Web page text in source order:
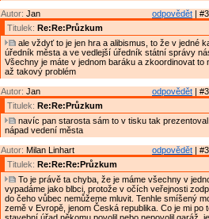
odpovědět |
Autor: Jan
Titulek: Re:Re:Průzkum
ale vždyť to je jen hra a alibismus, to že v jedné
úředník města a ve vedlejší úředník státní správy
Všechny je máte v jednom baráku a zkoordinovat to
až takový problém
odpovědět |
Autor: Jan
Titulek: Re:Re:Průzkum
navíc pan starosta sám to v tisku tak
nápad vedení města
odpovědět |
Autor: Milan Linhart
Titulek: Re:Re:Re:Průzkum
To je právě ta chyba, že je máme všechny v
vypadáme jako blbci, protože v očích veřejnosti
do čeho vůbec nemůžeme mluvit. Tenhle smíšený
země v Evropě, jenom Česká republika. Co je mi po